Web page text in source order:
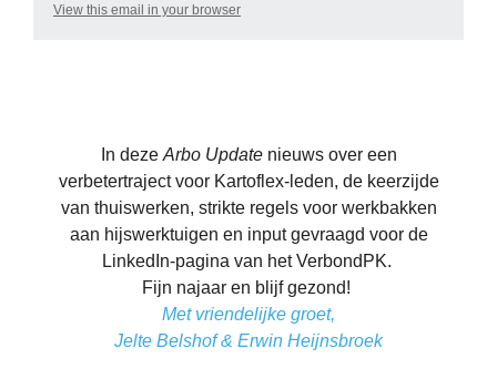
View this email in your browser
In deze Arbo Updatenieuws over een
verbetertraject voor Kartoflex-leden, de keerzijde
van thuiswerken, strikte regels voor werkbakken
aan hijswerktuigen en input gevraagd voor de
LinkedIn-pagina van het VerbondPK.
Fijn najaar en blijf gezond!
Met vriendelijke groet,
Jelte Belshof & Erwin Heijnsbroek